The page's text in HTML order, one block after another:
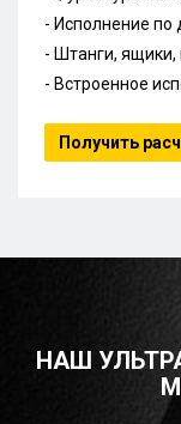
- Исполнение по
- Штанги,
- Встроенное
НАШ